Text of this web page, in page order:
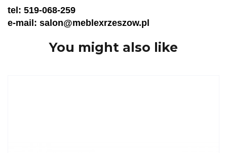
tel: 519-068-259
e-mail: salon@meblexrzeszow.pl
You might also like